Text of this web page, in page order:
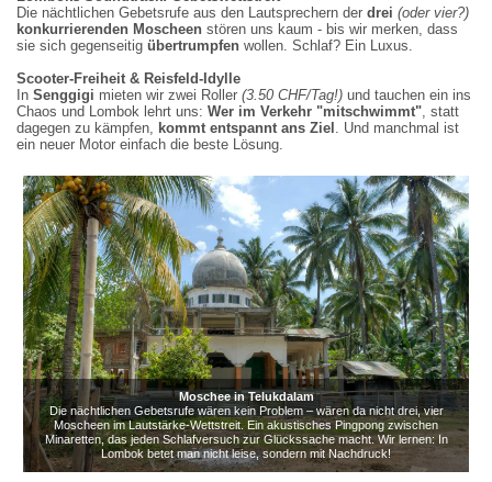
Die nächtlichen Gebetsrufe aus den Lautsprechern der drei (oder vier?)
konkurrierenden Moscheen stören uns kaum - bis wir merken, dass
sie sich gegenseitig übertrumpfen wollen. Schlaf? Ein Luxus.
Scooter-Freiheit & Reisfeld-Idylle
In Senggigi mieten wir zwei Roller (3.50 CHF/Tag!) und tauchen ein ins
Chaos und Lombok lehrt uns: Wer im Verkehr "mitschwimmt", statt
dagegen zu kämpfen, kommt entspannt ans Ziel . Und manchmal ist
ein neuer Motor einfach die beste Lösung.
Moschee in Telukdalam
Die nächtlichen Gebetsrufe wären kein Problem – wären da nicht drei, vier
Moscheen im Lautstärke-Wettstreit. Ein akustisches Pingpong zwischen
Minaretten, das jeden Schlafversuch zur Glückssache macht. Wir lernen: In
Lombok betet man nicht leise, sondern mit Nachdruck!
rhythmisch,
seit
Jahrhunderten
gleich.
lebendiges
Kunstwerk
aus
und
Wasser.
will,
muss
kein
Pfadfinder
nur
geduldig.
Willkommen
Verkehrspuls
Asiens!
belohnt.
Die
Kunst
ist,
zu
führen,
sondern
zu
lassen.
Stimmungsbild:
Begegnung
Lombok
...